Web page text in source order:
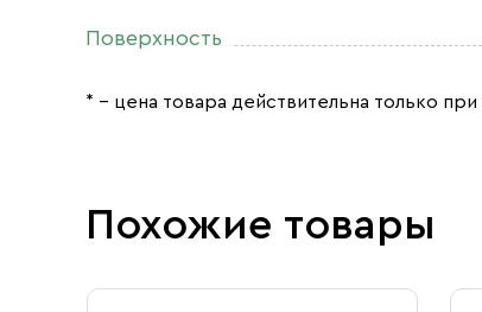
Поверхность
* – цена товара действительна только
Похожие товары